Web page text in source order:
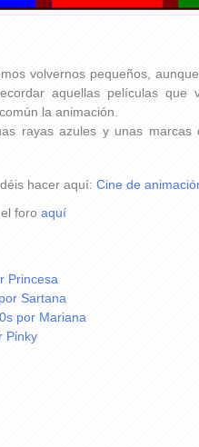
volvernos pequeños,
aquellas películas que
la animación.
rayas azules y unas
hacer aquí: Cine de
foro aquí
Princesa
Sartana
por Mariana
Pinky